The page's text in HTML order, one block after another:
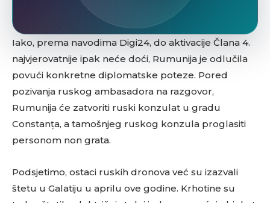
Iako, prema navodima Digi24, do aktivacije Člana 4.
najvjerovatnije ipak neće doći, Rumunija je odlučila
povući konkretne diplomatske poteze. Pored
pozivanja ruskog ambasadora na razgovor,
Rumunija će zatvoriti ruski konzulat u gradu
Constanța, a tamošnjeg ruskog konzula proglasiti
personom non grata.
Podsjetimo, ostaci ruskih dronova već su izazvali
štetu u Galatiju u aprilu ove godine. Krhotine su